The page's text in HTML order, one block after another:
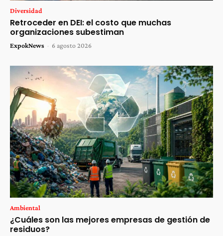
Diversidad
Retroceder en DEI: el costo que muchas
organizaciones subestiman
ExpokNews - 6 agosto 2026
Ambiental
¿Cuáles son las mejores empresas de gestión de
residuos?